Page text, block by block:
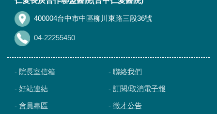
400004台中市中區柳川東路三段36號
04-22255450
- 院長室信箱 - 聯絡我們
- 好站連結 - 訂閱/取消電子報
- 會員專區 - 徵才公告